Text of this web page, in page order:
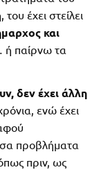
έχει στείλει
και
παίρνω τα
δεν έχει άλλη
ενώ έχει
προβλήματα
πριν, ως